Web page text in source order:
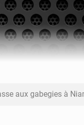
aux gabegies à Niamey : 74